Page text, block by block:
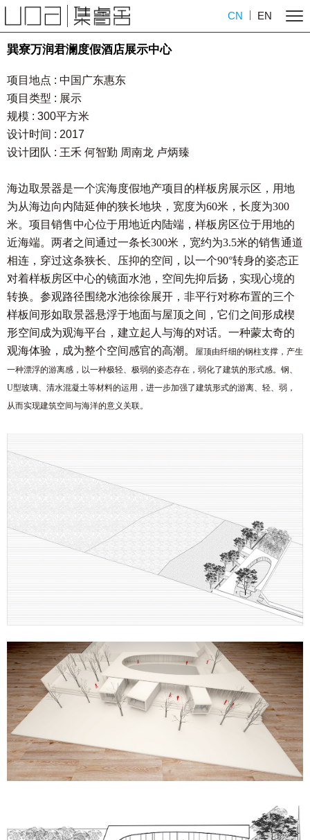
CN EN
巽寮万润君澜度假酒店展示中心
项目地点 : 中国广东惠东
项目类型 : 展示
规模 : 300平方米
设计时间 : 2017
设计团队 : 王禾 何智勤 周南龙 卢炳臻
海边取景器是一个滨海度假地产项目的样板房展示区，用地
为从海边向内陆延伸的狭长地块， 宽度为60米，长度为300
米。 项目销售中心位于用地近内陆端，样板房区位于用地的
近海端。两者之间通过一条长300米，宽约为3.5米的销售通道
相连，穿过这条狭长、压抑的空间，以一个90°转身的姿态正
对着样板房区中心的镜面水池，空间先抑后扬，实现心境的
转换。参观路径围绕水池徐徐展开，非平行对称布置的三个
样板间形如取景器悬浮于地面与屋顶之间，它们之间形成楔
形空间成为观海平台，建立起人与海的对话。一种蒙太奇的
观海体验，成为整个空间感官的高潮。
屋顶由纤细的钢柱支撑，产生
一种漂浮的游离感，以一种极轻、极弱的姿态存在，弱化了建筑的形式感。钢、
U型玻璃、清水混凝土等材料的运用，进一步加强了建筑形式的游离、轻、弱，
从而实现建筑空间与海洋的意义关联。